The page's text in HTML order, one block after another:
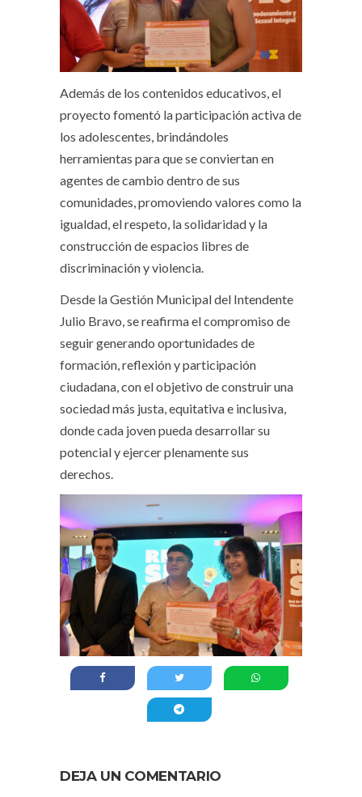
Además de los contenidos educativos, el
proyecto fomentó la participación activa de
los adolescentes, brindándoles
herramientas para que se conviertan en
agentes de cambio dentro de sus
comunidades, promoviendo valores como la
igualdad, el respeto, la solidaridad y la
construcción de espacios libres de
discriminación y violencia.
Desde la Gestión Municipal del Intendente
Julio Bravo, se reafirma el compromiso de
seguir generando oportunidades de
formación, reflexión y participación
ciudadana, con el objetivo de construir una
sociedad más justa, equitativa e inclusiva,
donde cada joven pueda desarrollar su
potencial y ejercer plenamente sus
derechos.
DEJA UN COMENTARIO